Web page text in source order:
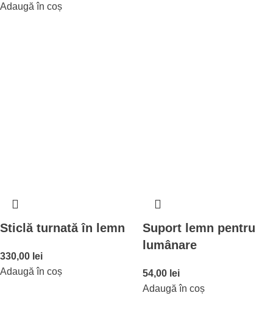
Adaugă în coș
Sticlă turnată în lemn
330,00 lei
Adaugă în coș
Suport lemn pentru
lumânare
54,00 lei
Adaugă în coș